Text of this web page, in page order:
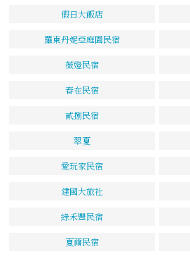
假日大飯店
羅東丹妮亞庭園民宿
薇嬁民宿
春在民宿
貳捌民宿
翠夏
愛玩家民宿
建國大旅社
綠禾豐民宿
夏爾民宿